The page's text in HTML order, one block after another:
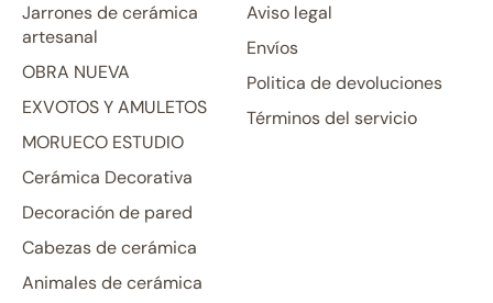
Jarrones de cerámica
artesanal
OBRA NUEVA
EXVOTOS Y AMULETOS
MORUECO ESTUDIO
Cerámica Decorativa
Decoración de pared
Cabezas de cerámica
Animales de cerámica
Aviso legal
Envíos
Politica de devoluciones
Términos del servicio